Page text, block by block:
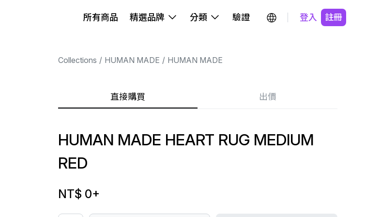
所有商品 精選品牌 分類 驗證 登入 註冊
Collections HUMAN MADE HUMAN MADE
直接購買 出價
HUMAN MADE HEART RUG MEDIUM
RED
NT$ 0+